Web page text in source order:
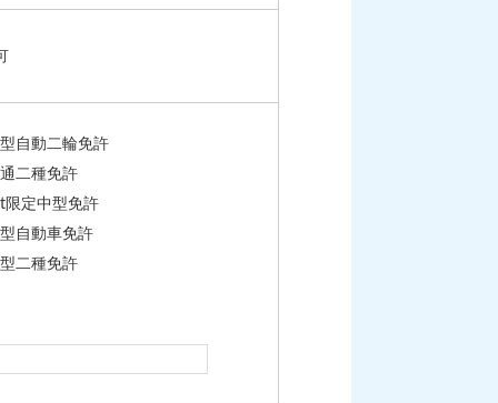
自動二輪免許
二種免許
限定中型免許
自動車免許
二種免許